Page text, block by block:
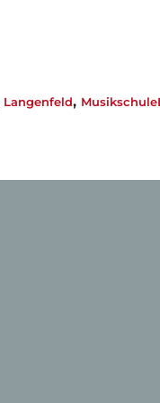
Langenfeld,